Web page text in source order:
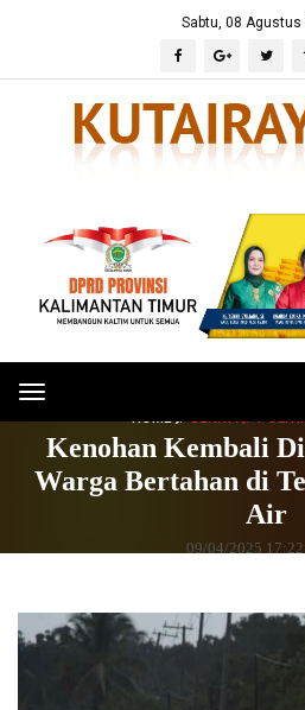
Sabtu, 08 Agustus
Toggle
navigation
Kenohan Kembali
Warga Bertahan di
Air
09/04/2025